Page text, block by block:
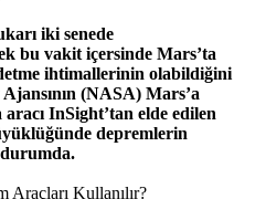
iki senede
bu vakit içersinde Mars’ta
ihtimallerinin olabildiğini
(NASA) Mars’a
InSight’tan elde edilen
depremlerin
durumda.